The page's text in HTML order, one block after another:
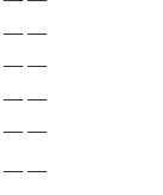
— —
— —
— —
— —
— —